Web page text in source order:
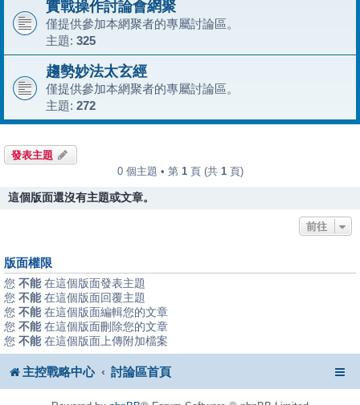
實戰操作討論會網聚
僅提供參加本網聚者的專屬討論區。
主題: 325
趨勢妙法太玄經
僅提供參加本網聚者的專屬討論區。
主題: 272
發表主題
0 個主題 • 第 1頁 (共 1頁)
這個版面還沒有主題或文章。
前往
版面權限
您 不能在這個版面發表主題
您 不能在這個版面回覆主題
您 不能在這個版面編輯您的文章
您 不能在這個版面刪除您的文章
您 不能在這個版面上傳附加檔案
主控戰略中心 討論區首頁